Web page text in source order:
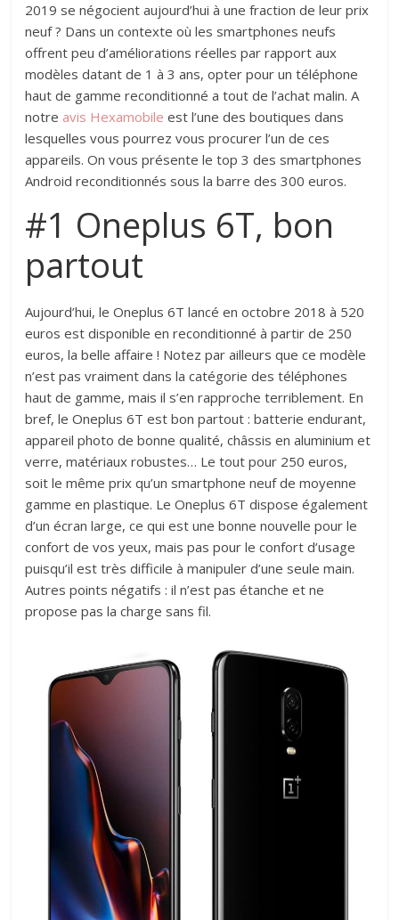
2019 se négocient aujourd’hui à une fraction de leur prix
neuf ? Dans un contexte où les smartphones neufs
offrent peu d’améliorations réelles par rapport aux
modèles datant de 1 à 3 ans, opter pour un téléphone
haut de gamme reconditionné a tout de l’achat malin. A
notre avis Hexamobile est l’une des boutiques dans
lesquelles vous pourrez vous procurer l’un de ces
appareils. On vous présente le top 3 des smartphones
Android reconditionnés sous la barre des 300 euros.
#1 Oneplus 6T, bon
partout
Aujourd’hui, le Oneplus 6T lancé en octobre 2018 à 520
euros est disponible en reconditionné à partir de 250
euros, la belle affaire ! Notez par ailleurs que ce modèle
n’est pas vraiment dans la catégorie des téléphones
haut de gamme, mais il s’en rapproche terriblement. En
bref, le Oneplus 6T est bon partout : batterie endurant,
appareil photo de bonne qualité, châssis en aluminium et
verre, matériaux robustes… Le tout pour 250 euros,
soit le même prix qu’un smartphone neuf de moyenne
gamme en plastique. Le Oneplus 6T dispose également
d’un écran large, ce qui est une bonne nouvelle pour le
confort de vos yeux, mais pas pour le confort d’usage
puisqu’il est très difficile à manipuler d’une seule main.
Autres points négatifs : il n’est pas étanche et ne
propose pas la charge sans fil.